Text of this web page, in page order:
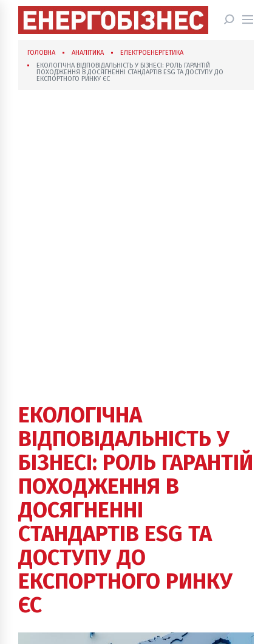
ГОЛОВНА АНАЛІТИКА
ЕЛЕКТРОЕНЕРГЕТИКА
ЕКОЛОГІЧНА ВІДПОВІДАЛЬНІСТЬ У БІЗНЕСІ: РОЛЬ ГАРАНТІЙ
ПОХОДЖЕННЯ В ДОСЯГНЕННІ СТАНДАРТІВ ESG ТА ДОСТУПУ ДО
ЕКСПОРТНОГО РИНКУ ЄС
ЕКОЛОГІЧНА
ВІДПОВІДАЛЬНІСТЬ У
БІЗНЕСІ: РОЛЬ ГАРАНТІЙ
ПОХОДЖЕННЯ В
ДОСЯГНЕННІ
СТАНДАРТІВ ESG ТА
ДОСТУПУ ДО
ЕКСПОРТНОГО РИНКУ
ЄС